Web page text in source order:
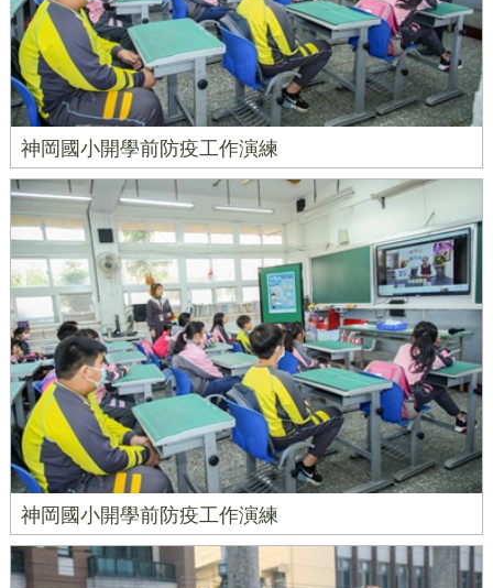
神岡國小開學前防疫工作演練
神岡國小開學前防疫工作演練